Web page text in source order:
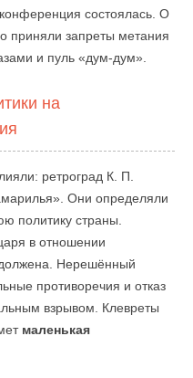
состоялась. О
приняли запреты метания
и пуль «дум-дум».
на
ретроград К. П.
Они определяли
политику страны.
в отношении
Нерешённый
противоречия и отказ
взрывом. Клевреты
маленькая